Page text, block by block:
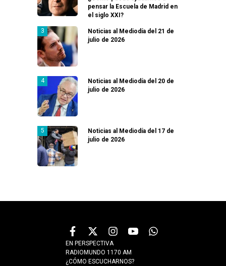
pensar la Escuela de Madrid en
el siglo XXI?
Noticias al Mediodía del 21 de
julio de 2026
Noticias al Mediodía del 20 de
julio de 2026
Noticias al Mediodía del 17 de
julio de 2026
EN PERSPECTIVA
RADIOMUNDO 1170 AM
¿CÓMO ESCUCHARNOS?